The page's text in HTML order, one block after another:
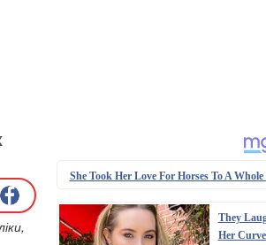
She Took Her Love For Horses To A Whole
They
Her